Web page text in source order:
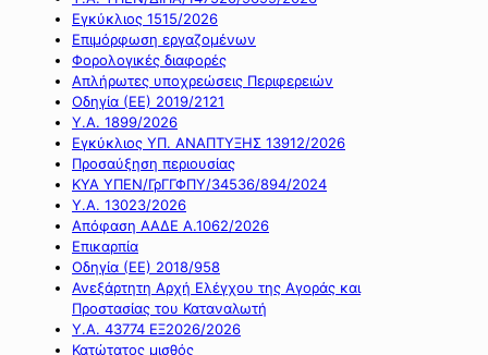
Εγκύκλιος 1515/2026
Επιμόρφωση εργαζομένων
Φορολογικές διαφορές
Απλήρωτες υποχρεώσεις Περιφερειών
Οδηγία (ΕΕ) 2019/2121
Υ.Α. 1899/2026
Εγκύκλιος ΥΠ. ΑΝΑΠΤΥΞΗΣ 13912/2026
Προσαύξηση περιουσίας
ΚΥΑ ΥΠΕΝ/ΓρΓΓΦΠΥ/34536/894/2024
Υ.Α. 13023/2026
Απόφαση ΑΑΔΕ Α.1062/2026
Επικαρπία
Οδηγία (ΕΕ) 2018/958
Ανεξάρτητη Αρχή Ελέγχου της Αγοράς και
Προστασίας του Καταναλωτή
Υ.Α. 43774 ΕΞ2026/2026
Κατώτατος μισθός